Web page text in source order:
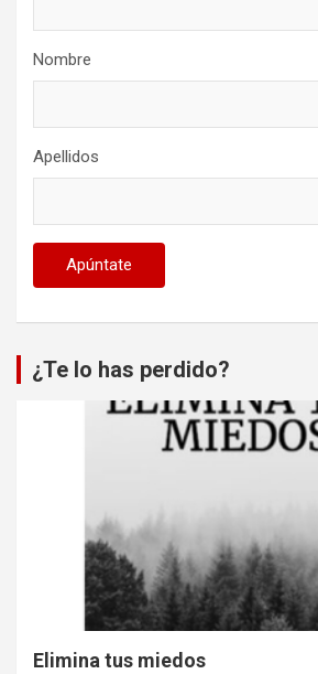
Nombre
Apellidos
¿Te lo has perdido?
Elimina tus miedos